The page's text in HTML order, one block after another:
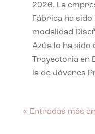
2026. La
Fábrica ha
modalidad
Azúa lo ha sido
Trayectoria en
la de Jóvenes
« Entradas más